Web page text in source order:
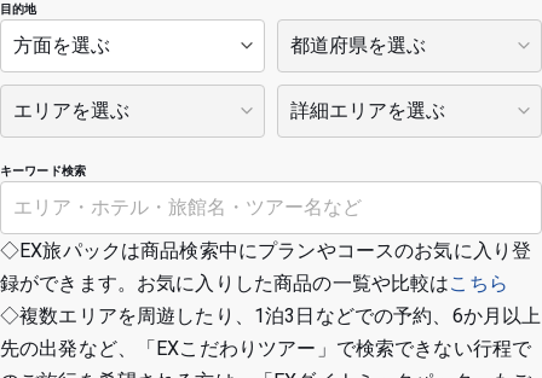
目的地
キーワード検索
◇EX旅パックは商品検索中にプランやコースのお気に入り登
録ができます。お気に入りした商品の一覧や比較はこちら
◇複数エリアを周遊したり、1泊3日などでの予約、6か月以上
先の出発など、「EXこだわりツアー」で検索できない行程で